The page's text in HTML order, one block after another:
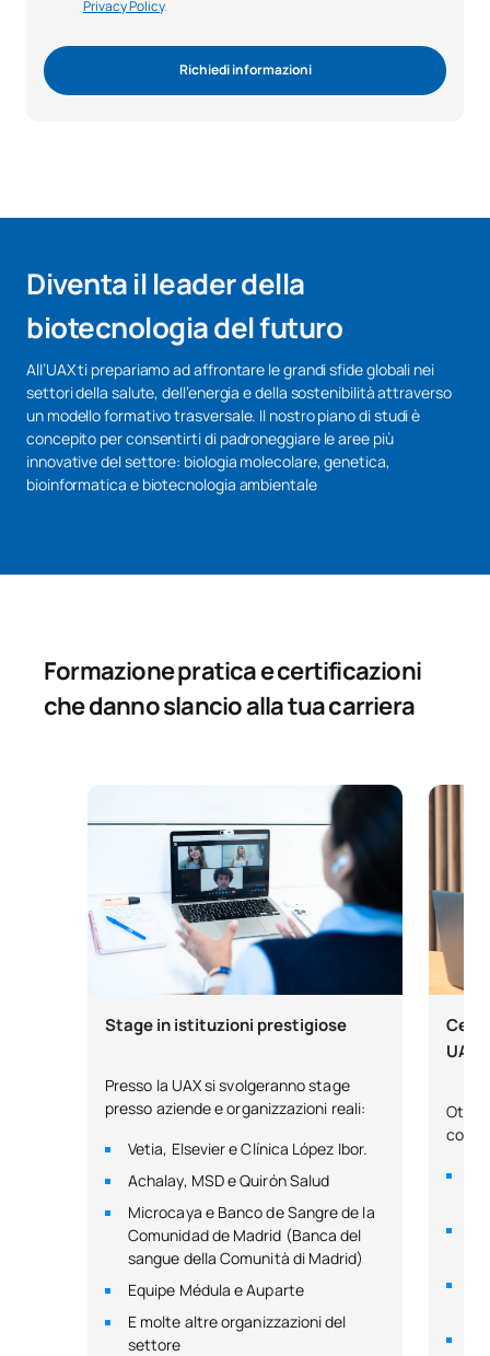
Privacy Policy.
Richiedi informazioni
Diventa il leader della
biotecnologia del futuro
All’UAX ti prepariamo ad affrontare le grandi sfide globali nei
settori della salute, dell’energia e della sostenibilità attraverso
un modello formativo trasversale. Il nostro piano di studi è
concepito per consentirti di padroneggiare le aree più
innovative del settore: biologia molecolare, genetica,
bioinformatica e biotecnologia ambientale
Formazione pratica e certificazioni
che danno slancio alla tua carriera
Stage in istituzioni prestigiose
Presso la UAX si svolgeranno stage
presso aziende e organizzazioni reali:
Vetia, Elsevier e Clínica López Ibor.
Achalay, MSD e Quirón Salud
Microcaya e Banco de Sangre de la
Comunidad de Madrid (Banca del
sangue della Comunità di Madrid)
Equipe Médula e Auparte
E molte altre organizzazioni del
settore
UAX